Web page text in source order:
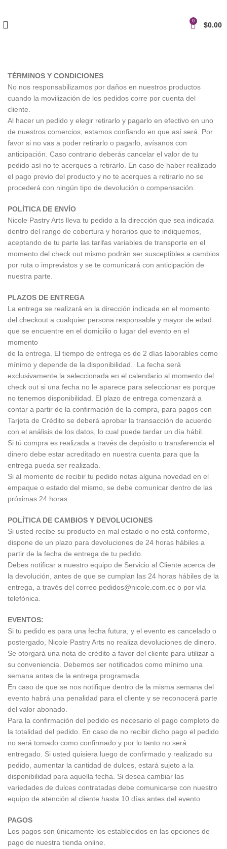
0 $0.00
TÉRMINOS Y CONDICIONES
No nos responsabilizamos por daños en nuestros productos
cuando la movilización de los pedidos corre por cuenta del
cliente.
Al hacer un pedido y elegir retirarlo y pagarlo en efectivo en uno
de nuestros comercios, estamos confiando en que así será. Por
favor si no vas a poder retirarlo o pagarlo, avísanos con
anticipación. Caso contrario deberás cancelar el valor de tu
pedido así no te acerques a retirarlo. En caso de haber realizado
el pago previo del producto y no te acerques a retirarlo no se
procederá con ningún tipo de devolución o compensación.
POLÍTICA DE ENVÍO
Nicole Pastry Arts lleva tu pedido a la dirección que sea indicada
dentro del rango de cobertura y horarios que te indiquemos,
aceptando de tu parte las tarifas variables de transporte en el
momento del check out mismo podrán ser susceptibles a cambios
por ruta o imprevistos y se te comunicará con anticipación de
nuestra parte.
PLAZOS DE ENTREGA
La entrega se realizará en la dirección indicada en el momento
del checkout a cualquier persona responsable y mayor de edad
que se encuentre en el domicilio o lugar del evento en el
momento
de la entrega. El tiempo de entrega es de 2 días laborables como
mínimo y depende de la disponibilidad. La fecha será
exclusivamente la seleccionada en el calendario al momento del
check out si una fecha no le aparece para seleccionar es porque
no tenemos disponibilidad. El plazo de entrega comenzará a
contar a partir de la confirmación de la compra, para pagos con
Tarjeta de Crédito se deberá aprobar la transacción de acuerdo
con el análisis de los datos, lo cual puede tardar un día hábil.
Si tú compra es realizada a través de depósito o transferencia el
dinero debe estar acreditado en nuestra cuenta para que la
entrega pueda ser realizada.
Si al momento de recibir tu pedido notas alguna novedad en el
empaque o estado del mismo, se debe comunicar dentro de las
próximas 24 horas.
POLÍTICA DE CAMBIOS Y DEVOLUCIONES
Si usted recibe su producto en mal estado o no está conforme,
dispone de un plazo para devoluciones de 24 horas hábiles a
partir de la fecha de entrega de tu pedido.
Debes notificar a nuestro equipo de Servicio al Cliente acerca de
la devolución, antes de que se cumplan las 24 horas hábiles de la
entrega, a través del correo pedidos@nicole.com.ec o por vía
telefónica.
EVENTOS:
Si tu pedido es para una fecha futura, y el evento es cancelado o
postergado, Nicole Pastry Arts no realiza devoluciones de dinero.
Se otorgará una nota de crédito a favor del cliente para utilizar a
su conveniencia. Debemos ser notificados como mínimo una
semana antes de la entrega programada.
En caso de que se nos notifique dentro de la misma semana del
evento habrá una penalidad para el cliente y se reconocerá parte
del valor abonado.
Para la confirmación del pedido es necesario el pago completo de
la totalidad del pedido. En caso de no recibir dicho pago el pedido
no será tomado como confirmado y por lo tanto no será
entregado. Si usted quisiera luego de confirmado y realizado su
pedido, aumentar la cantidad de dulces, estará sujeto a la
disponibilidad para aquella fecha. Si desea cambiar las
variedades de dulces contratadas debe comunicarse con nuestro
equipo de atención al cliente hasta 10 días antes del evento.
PAGOS
Los pagos son únicamente los establecidos en las opciones de
pago de nuestra tienda online.